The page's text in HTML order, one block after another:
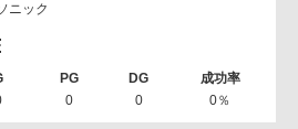
ニック
0 0 0％